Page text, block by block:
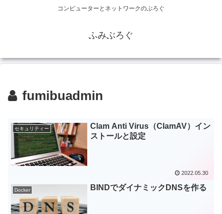
コンピューターとネットワークのぶろぐ
ふみぶろぐ
fumibuadmin
セキュリティー
Clam Anti Virus（ClamAV）イン
ストールと設定
2022.05.30
Docker BINDでダイナミックDNSを作る